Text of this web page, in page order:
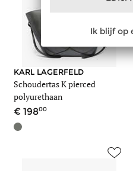
KARL LAGERFELD
Schoudertas K pierced
polyurethaan
19800
Ik blijf op